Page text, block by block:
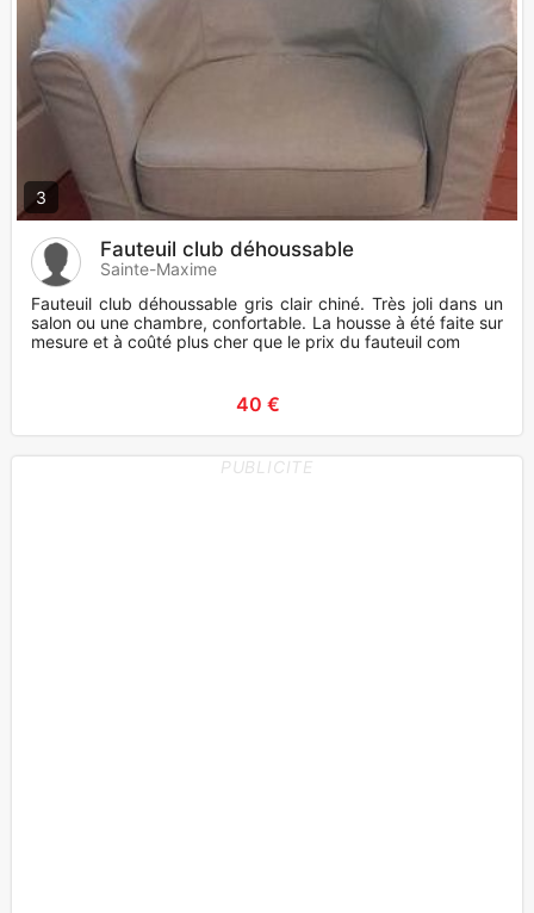
3
Fauteuil club déhoussable
Sainte-Maxime
Fauteuil club déhoussable gris clair chiné. Très joli dans un
salon ou une chambre, confortable. La housse à été faite sur
mesure et à coûté plus cher que le prix du fauteuil com
40 €
PUBLICITE